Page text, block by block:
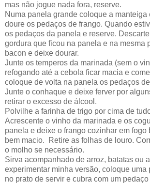
mas não jogue nada fora, reserve.
Numa panela grande coloque a manteiga
doure os pedaços de frango. Quando
os pedaços da panela e reserve.
gordura que ficou na panela e na mesma
bacon e deixe dourar.
Junte os temperos da marinada (sem o
refogando até a cebola ficar macia e
coloque de volta na panela os pedaços
Junte o conhaque e deixe ferver por
retirar o excesso de álcool.
Polvilhe a farinha de trigo por cima de
Acrescente o vinho da marinada e os
panela e deixe o frango cozinhar em fogo
bem macio. Retire as folhas de louro.
o molho se necessário.
Sirva acompanhado de arroz, batatas ou
experimentar minha versão, coloque uma
no prato de servir e cubra com um